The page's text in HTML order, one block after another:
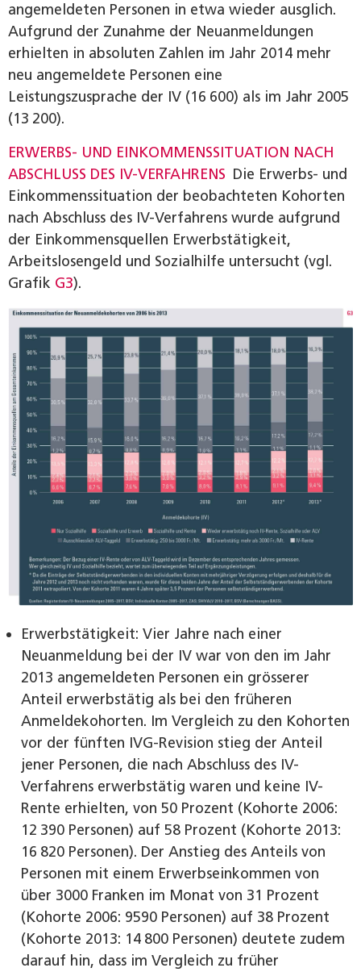
angemeldeten Personen in etwa wieder ausglich.
Aufgrund der Zunahme der Neuanmeldungen
erhielten in absoluten Zahlen im Jahr 2014 mehr
neu angemeldete Personen eine
Leistungszusprache der IV (16 600) als im Jahr 2005
(13 200).
ERWERBS- UND EINKOMMENSSITUATION NACH
ABSCHLUSS DES IV-VERFAHRENS Die Erwerbs- und
Einkommenssituation der beobachteten Kohorten
nach Abschluss des IV-Verfahrens wurde aufgrund
der Einkommensquellen Erwerbstätigkeit,
Arbeitslosengeld und Sozialhilfe untersucht (vgl.
Grafik G3).
Erwerbstätigkeit: Vier Jahre nach einer
Neuanmeldung bei der IV war von den im Jahr
2013 angemeldeten Personen ein grösserer
Anteil erwerbstätig als bei den früheren
Anmeldekohorten. Im Vergleich zu den Kohorten
vor der fünften IVG-Revision stieg der Anteil
jener Personen, die nach Abschluss des IV-
Verfahrens erwerbstätig waren und keine IV-
Rente erhielten, von 50 Prozent (Kohorte 2006:
12 390 Personen) auf 58 Prozent (Kohorte 2013:
16 820 Personen). Der Anstieg des Anteils von
Personen mit einem Erwerbseinkommen von
über 3000 Franken im Monat von 31 Prozent
(Kohorte 2006: 9590 Personen) auf 38 Prozent
(Kohorte 2013: 14 800 Personen) deutete zudem
darauf hin, dass im Vergleich zu früher